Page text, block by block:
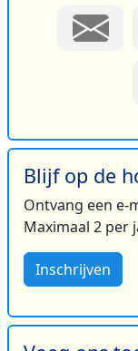
Blijf op de
Ontvang een e-
Maximaal 2 per
Inschrijven